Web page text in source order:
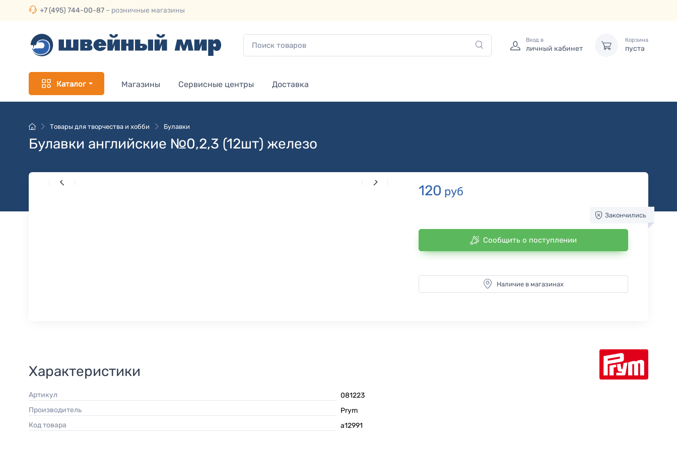
+7 (495) 744-00-87 – розничные магазины
Вход в
личный кабинет
Корзина
пуста
Каталог Магазины Сервисные центры Доставка
Товары для творчества и хобби Булавки
Булавки английские №0,2,3 (12шт) железо
120 руб
Закончились
Сообщить о поступлении
Наличие в магазинах
Характеристики
Артикул
081223
Производитель
Prym
Код товара
а12991